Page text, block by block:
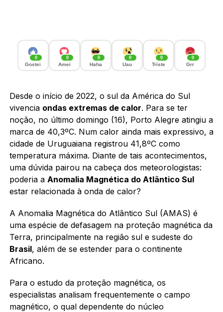
0
Gostei
0
Amei
0
Haha
0
Uau
0
Triste
0
Grr
Desde o início de 2022, o sul da América do Sul
vivencia ondas extremas de calor. Para se ter
noção, no último domingo (16), Porto Alegre atingiu a
marca de 40,3ºC. Num calor ainda mais expressivo, a
cidade de Uruguaiana registrou 41,8ºC como
temperatura máxima. Diante de tais acontecimentos,
uma dúvida pairou na cabeça dos meteorologistas:
poderia a Anomalia Magnética do Atlântico Sul
estar relacionada à onda de calor?
A Anomalia Magnética do Atlântico Sul (AMAS) é
uma espécie de defasagem na proteção magnética da
Terra, principalmente na região sul e sudeste do
Brasil, além de se estender para o continente
Africano.
Para o estudo da proteção magnética, os
especialistas analisam frequentemente o campo
magnético, o qual dependente do núcleo